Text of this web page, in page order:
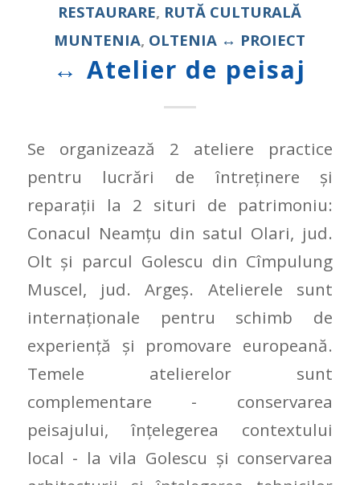
RESTAURARE, RUTĂ CULTURALĂ
MUNTENIA, OLTENIA ↔ PROIECT
↔ Atelier de peisaj
Se organizează 2 ateliere practice
pentru lucrări de întreținere și
reparații la 2 situri de patrimoniu:
Conacul Neamțu din satul Olari, jud.
Olt și parcul Golescu din Cîmpulung
Muscel, jud. Argeș. Atelierele sunt
internaționale pentru schimb de
experiență și promovare europeană.
Temele atelierelor sunt
complementare ‐ conservarea
peisajului, înțelegerea contextului
local ‐ la vila Golescu și conservarea